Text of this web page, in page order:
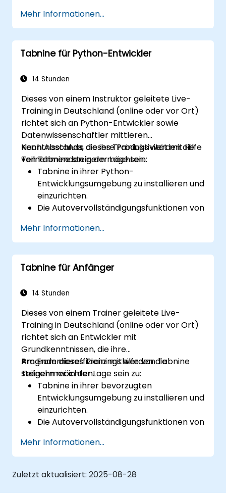
Tabnine nahtlos in Team-Workflows
sowie Entwicklungsprozesse zu
integrieren.
Mithilfe der Analysen von Tabnine die
Entwicklungszyklen zu verkürzen.
Mehr Informationen...
Tabnine für Python-Entwickler
14 Stunden
Dieses von einem Instruktor geleitete Live-
Training in Deutschland (online oder vor Ort)
richtet sich an Python-Entwickler sowie
Datenwissenschaftler mittleren
Kenntnisstands, die ihre Produktivität mit Hilfe
von Tabnine steigern möchten.
Nach Abschluss dieses Trainings werden die
Teilnehmenden in der Lage sein:
Tabnine in ihrer Python-
Entwicklungsumgebung zu installieren und
einzurichten.
Die Autovervollständigungsfunktionen von
Code zu schreiben.
Das Verhalten von Tabnine nach eigenem
Stil sowie projektspezifischen
Anforderungen anzupassen.
Tabnine insbesondere mit Python-Code
Mehr Informationen...
Tabnine für Anfänger
14 Stunden
Dieses von einem Trainer geleitete Live-
Training in Deutschland (online oder vor Ort)
richtet sich an Entwickler mit
Grundkenntnissen, die ihre
Programmiereffizienz mithilfe von Tabnine
steigern möchten.
Am Ende dieses Trainings werden die
Teilnehmer in der Lage sein zu:
Tabnine in ihrer bevorzugten
Entwicklungsumgebung zu installieren und
einzurichten.
Die Autovervollständigungsfunktionen von
zu beschleunigen.
Tabnines Einstellungen individuell
anzupassen, damit die Unterstützung
Zu verstehen, wie Tabnines KI aus dem
Mehr Informationen...
Zuletzt aktualisiert: 2025-08-28